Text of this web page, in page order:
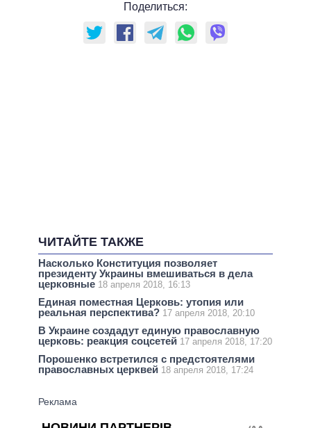
Поделиться:
ЧИТАЙТЕ ТАКЖЕ
Насколько Конституция позволяет
президенту Украины вмешиваться в дела
церковные 18 апреля 2018, 16:13
Единая поместная Церковь: утопия или
реальная перспектива? 17 апреля 2018, 20:10
В Украине создадут единую православную
церковь: реакция соцсетей 17 апреля 2018, 17:20
Порошенко встретился с предстоятелями
православных церквей 18 апреля 2018, 17:24